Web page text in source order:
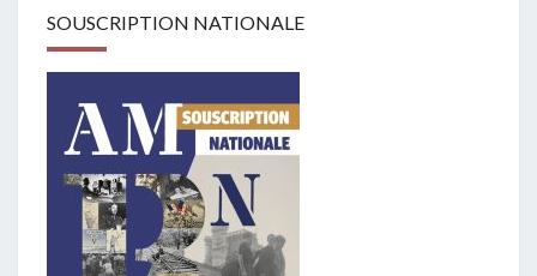
SOUSCRIPTION NATIONALE